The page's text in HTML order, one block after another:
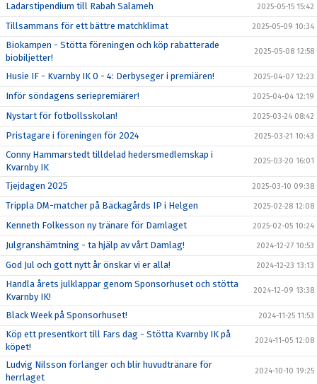
Ladarstipendium till Rabah Salameh 2025-05-15 15:42
Tillsammans för ett bättre matchklimat 2025-05-09 10:34
Biokampen - Stötta föreningen och köp rabatterade
biobiljetter!
2025-05-08 12:58
Husie IF - Kvarnby IK 0 - 4: Derbyseger i premiären! 2025-04-07 12:23
Inför söndagens seriepremiärer! 2025-04-04 12:19
Nystart för fotbollsskolan! 2025-03-24 08:42
Pristagare i föreningen för 2024 2025-03-21 10:43
Conny Hammarstedt tilldelad hedersmedlemskap i
Kvarnby IK
2025-03-20 16:01
Tjejdagen 2025 2025-03-10 09:38
Trippla DM-matcher på Bäckagårds IP i Helgen 2025-02-28 12:08
Kenneth Folkesson ny tränare för Damlaget 2025-02-05 10:24
Julgranshämtning - ta hjälp av vårt Damlag! 2024-12-27 10:53
God Jul och gott nytt år önskar vi er alla! 2024-12-23 13:13
Handla årets julklappar genom Sponsorhuset och stötta
Kvarnby IK!
2024-12-09 13:38
Black Week på Sponsorhuset! 2024-11-25 11:53
Köp ett presentkort till Fars dag - Stötta Kvarnby IK på
köpet!
2024-11-05 12:08
Ludvig Nilsson förlänger och blir huvudtränare för
herrlaget
2024-10-10 19:25